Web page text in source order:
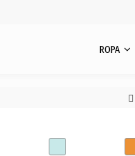
ROPA